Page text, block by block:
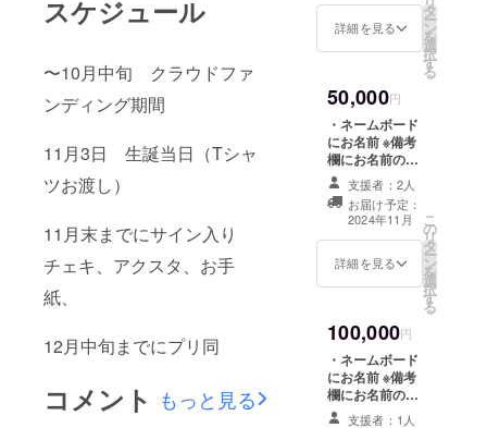
スケジュール
〜10月中旬 クラウドファ
ンディング期間
11月3日 生誕当日（Tシャ
ツお渡し）
11月末までにサイン入り
チェキ、アクスタ、お手
紙、
12月中旬までにプリ同
コメント もっと見る
Tシャツ白ver.XL
サイズ ・生誕限
詳細を見る
タ
ー
ン
を
選
択
す
る
50,000円
・ネームボード
にお名前 ※備考
欄にお名前のご
記入をお願いい
たします ・生誕
Tシャツサイン入
りチェキ ・生誕
Tシャツ白ver.
XLサイズ ・生誕
限定アクスタ ・
支援者：2人
お届け予定：
2024年11月
詳細を見る
こ
の
リ
タ
ー
ン
を
選
択
す
る
100,000円
・ネームボード
にお名前 ※備考
欄にお名前のご
記入をお願いい
支援者：1人